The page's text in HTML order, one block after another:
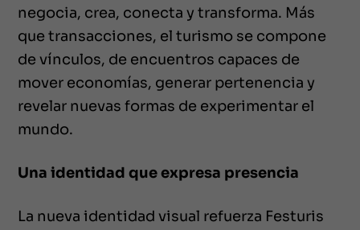
negocia, crea, conecta y transforma. Más
que transacciones, el turismo se compone
de vínculos, de encuentros capaces de
mover economías, generar pertenencia y
revelar nuevas formas de experimentar el
mundo.
Una identidad que expresa presencia
La nueva identidad visual refuerza Festuris